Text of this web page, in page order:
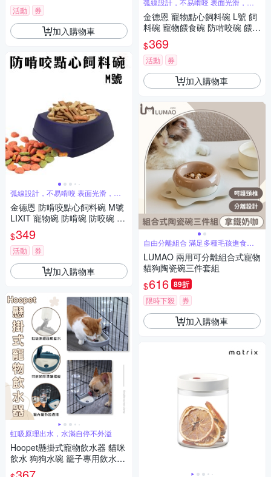
活動 券
加入購物車
弧線設計，不易啃咬 表面光滑，容
易清潔
金德恩 防啃咬點心飼料碗 M號
LIXIT 寵物碗 防啃碗 防咬碗 點
心碗 飼料碗 小型寵物碗
$349
活動 券
加入購物車
虹吸原理出水，水滿自停不外溢
Hoopet懸掛式寵物飲水器 貓咪
飲水 狗狗水碗 籠子專用飲水器
寵物水碗 水碗 防濕嘴飲水器 寵
弧線設計，不易啃咬 表面光滑，容
易清潔
金德恩 寵物點心飼料碗 L號 飼
料碗 寵物餵食碗 防啃咬碗 餵食
碗 點心碗 碗 餵食器具 寵物用
品 LIXIT
$369
活動 券
加入購物車
自由分離組合 滿足多種毛孩進食需
求
LUMAO 兩用可分離組合式寵物
貓狗陶瓷碗三件套組
$616 89折
限時下殺 券
加入購物車